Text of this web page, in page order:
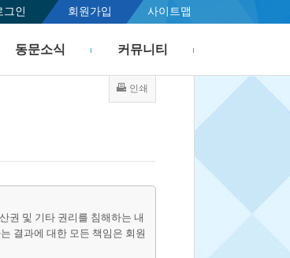
그인 회원가입 사이트맵
동문소식 커뮤니티
인쇄
권 및 기타 권리를 침해하는 내
결과에 대한 모든 책임은 회원